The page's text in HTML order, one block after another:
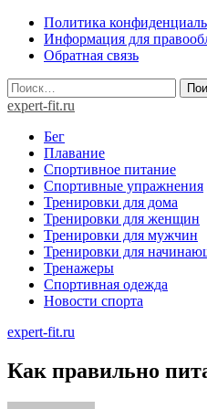
Skip
content
Политика
Информация для
Обратная связь
Найти:
expert-fit.ru
Бег
Плавание
Спортивное питание
Спортивные упражнения
Тренировки для дома
Тренировки для женщин
Тренировки для мужчин
Тренировки для
Тренажеры
Спортивная одежда
Новости спорта
expert-fit.ru
Как правильно